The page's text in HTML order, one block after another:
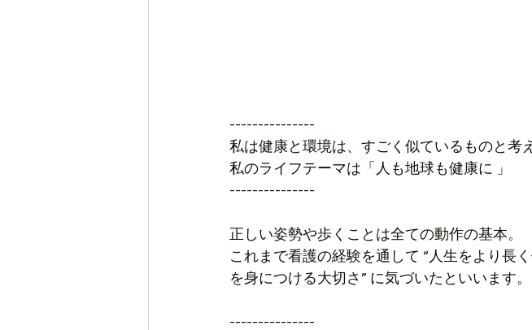
---------------
私は健康と環境は、すごく似ているものと考
私のライフテーマは「 人も地球も健康に
」
---------------
正しい姿勢や歩くことは全ての動作の基本。
これまで看護の経験を通して “人生をより長
を身につける大切さ” に気づいたといいます。
---------------